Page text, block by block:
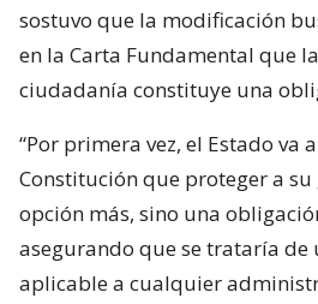
sostuvo que la modificación
en la Carta Fundamental que
ciudadanía constituye una
“Por primera vez, el Estado va
Constitución que proteger a su
opción más, sino una
asegurando que se trataría de
aplicable a cualquier